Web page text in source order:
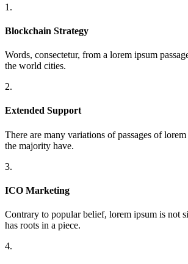
1.
Blockchain Strategy
Words, consectetur, from a lorem ipsum
the world cities.
2.
Extended Support
There are many variations of passages of
the majority have.
3.
ICO Marketing
Contrary to popular belief, lorem ipsum is not
has roots in a piece.
4.